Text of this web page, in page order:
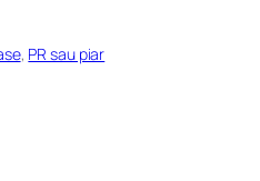
, PR sau piar